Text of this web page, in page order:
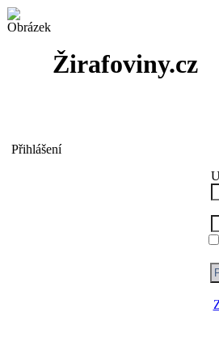
Žirafoviny.cz
Přihlášení